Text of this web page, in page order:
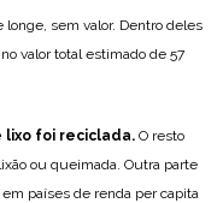
sem valor. Dentro deles
valor total estimado de 57
lixo foi reciclada. O resto
ou queimada. Outra parte
países de renda per capita